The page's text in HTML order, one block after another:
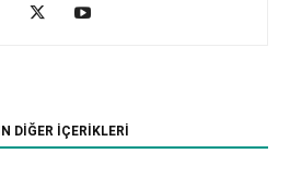
DIĞER İÇERIKLERI